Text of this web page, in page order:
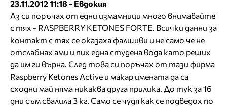
23.11.2012 11:18 - Евдокия
Аз си поръчах от едни измамници много внимавайте
с тях - RASPBERRY KETONES FORTE. Всички данни за
контакт с тях се оказаха фалшиви и не само че не
отслабнах ами и пих една студена вода като реших
да им ги върна. След това си поръчах от тази фирма
Raspberry Ketones Active и макар имената да са
сходни май няма никаква друга прилика. До тук за 16
дни съм свалила 3 кг. Само се чудя как се подведох по